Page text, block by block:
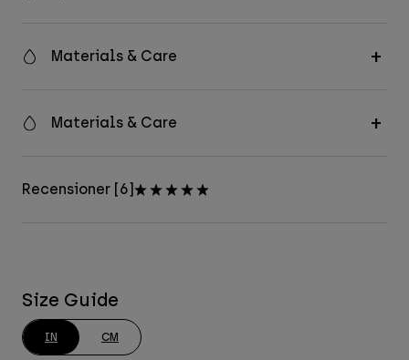
Materials & Care
Materials & Care
Recensioner [6]
Size Guide
IN CM